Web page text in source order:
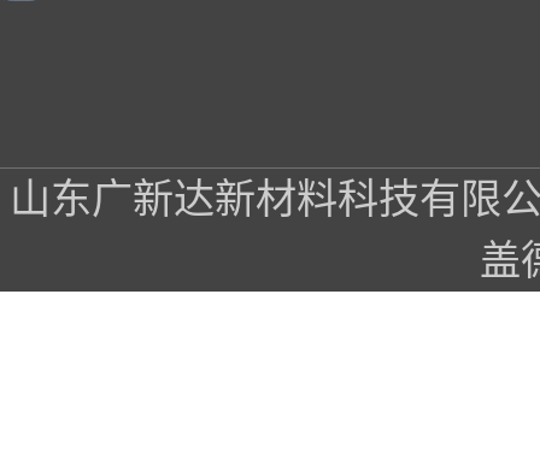
山东广新达新材料科技有限
盖